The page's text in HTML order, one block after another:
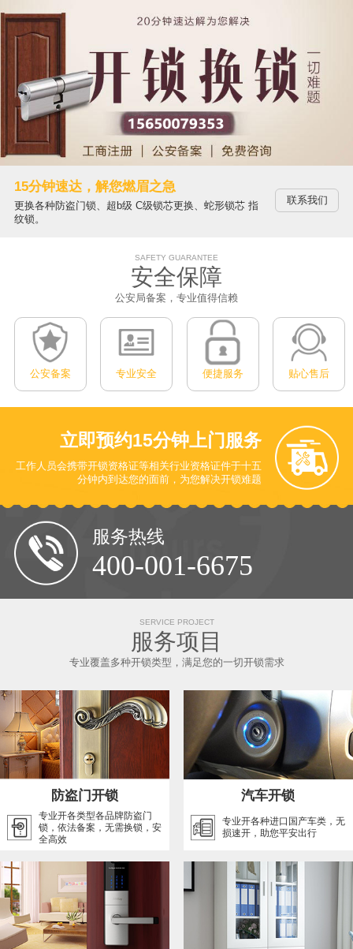
15分钟速达，解您燃眉之急
更换各种防盗门锁、超b级 C级锁芯更换、蛇形锁芯 指
纹锁。
联系我们
SAFETY GUARANTEE
安全保障
公安局备案，专业值得信赖
公安备案 专业安全 便捷服务 贴心售后
立即预约15分钟上门服务
工作人员会携带开锁资格证等相关行业资格证件于十五
分钟内到达您的面前，为您解决开锁难题
服务热线
400-001-6675
SERVICE PROJECT
服务项目
专业覆盖多种开锁类型，满足您的一切开锁需求
防盗门开锁
专业开各类型各品牌防盗门
锁，依法备案，无需换锁，安
全高效
汽车开锁
专业开各种进口国产车类，无
损速开，助您平安出行